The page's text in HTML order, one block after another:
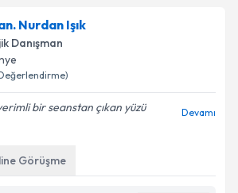
Nurdan Işık
Danışman
bir seanstan çıkan yüzü
Devamı
Görüşme